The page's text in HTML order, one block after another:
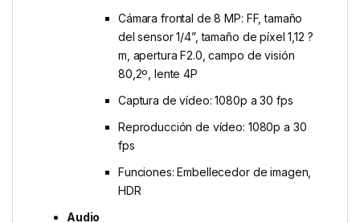
Cámara frontal de 8 MP: FF, tamaño
del sensor 1/4”, tamaño de píxel 1,12 ?
m, apertura F2.0, campo de visión
80,2º, lente 4P
Captura de vídeo: 1080p a 30 fps
Reproducción de vídeo: 1080p a 30
fps
Funciones: Embellecedor de imagen,
HDR
Audio